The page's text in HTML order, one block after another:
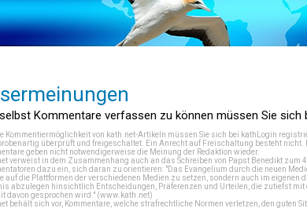
Kommentare verfassen zu können müssen Sie sich
Kommentiermöglichkeit von kath.net-Artikeln müssen Sie sich bei kathLogin
überprüft und freigeschaltet. Ein Anrecht auf Freischaltung besteht
geben nicht notwendigerweise die Meinung der Redaktion wieder.
verweist in dem Zusammenhang auch an das Schreiben von Papst Benedikt
dazu ein, sich daran zu orientieren: "Das Evangelium durch die neuen
auf die Plattformen der verschiedenen Medien zu setzen, sondern auch im
abzulegen hinsichtlich Entscheidungen, Präferenzen und Urteilen, die zutiefst
davon gesprochen wird." (www.kath.net)
behält sich vor, Kommentare, welche strafrechtliche Normen verletzen, den guten